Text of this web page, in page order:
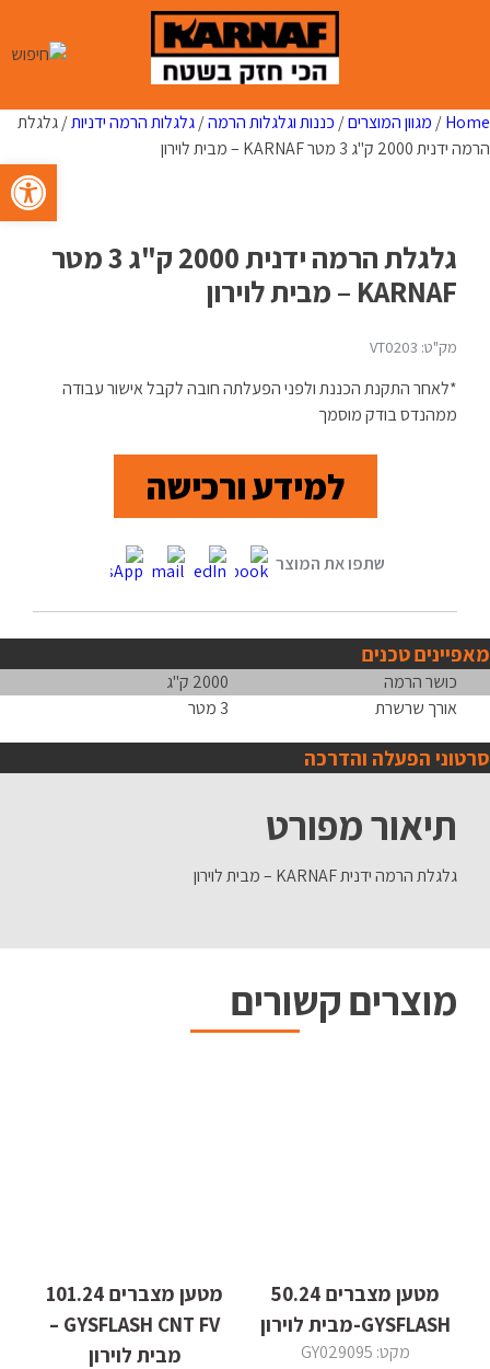
פתח
Home
/ מגוון המוצרים/ כננות וגלגלות הרמה/גלגלות הרמה ידניות/ גלגלת
הרמה ידנית 2000 ק"ג 3 מטר KARNAF – מבית לוירון
גלגלת הרמה ידנית 2000 ק"ג 3 מטר
KARNAF – מבית לוירון
מק"ט: VT0203
*לאחר התקנת הכננת ולפני הפעלתה חובה לקבל אישור עבודה
ממהנדס בודק מוסמך
למידע ורכישה
מאפיינים טכנים
כושר הרמה
2000 ק"ג
אורך שרשרת
3 מטר
סרטוני הפעלה והדרכה
תיאור מפורט
גלגלת הרמה ידנית KARNAF – מבית לוירון
מוצרים קשורים
מטען מצברים 50.24
GYSFLASH-מבית לוירון
מקט: GY029095
מטען מצברים 101.24
GYSFLASH CNT FV –
מבית לוירון